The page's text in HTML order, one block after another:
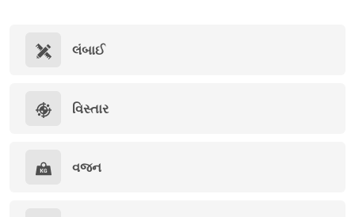
લંબાઈ
વિસ્તાર
વજન